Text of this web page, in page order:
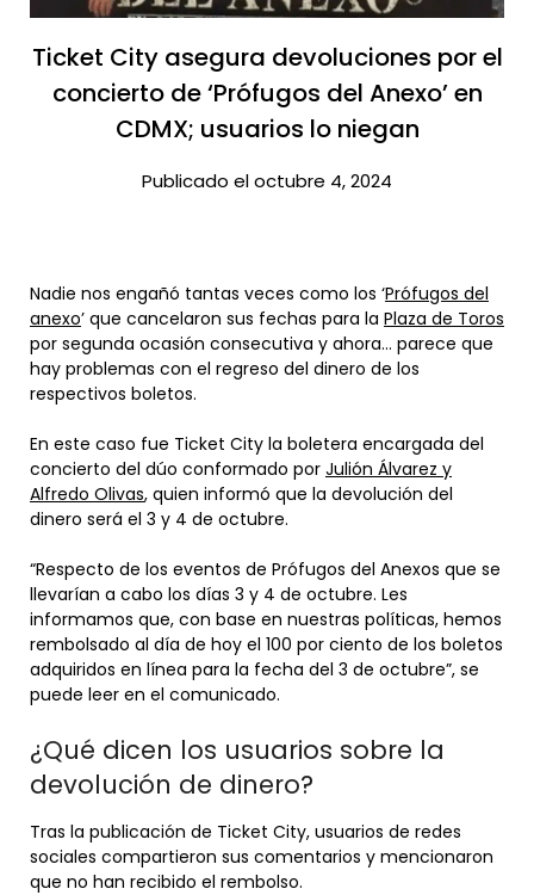
Ticket City asegura devoluciones por el
concierto de ‘Prófugos del Anexo’ en
CDMX; usuarios lo niegan​
Publicado el octubre 4, 2024
Nadie nos engañó tantas veces como los ‘Prófugos del
anexo’ que cancelaron sus fechas para la Plaza de Toros
por segunda ocasión consecutiva y ahora… parece que
hay problemas con el regreso del dinero de los
respectivos boletos.
En este caso fue Ticket City la boletera encargada del
concierto del dúo conformado por Julión Álvarez y
Alfredo Olivas, quien informó que la devolución del
dinero será el 3 y 4 de octubre.
“Respecto de los eventos de Prófugos del Anexos que se
llevarían a cabo los días 3 y 4 de octubre. Les
informamos que, con base en nuestras políticas, hemos
rembolsado al día de hoy el 100 por ciento de los boletos
adquiridos en línea para la fecha del 3 de octubre”, se
puede leer en el comunicado.
¿Qué dicen los usuarios sobre la
devolución de dinero?
Tras la publicación de Ticket City, usuarios de redes
sociales compartieron sus comentarios y mencionaron
que no han recibido el rembolso.